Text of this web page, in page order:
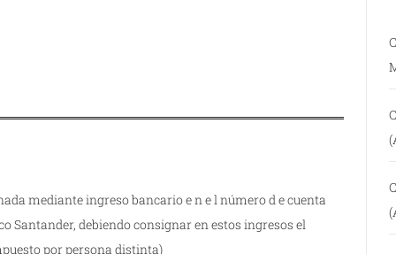
mediante ingreso bancario e n e l número d e cuenta
Santander, debiendo consignar en estos ingresos el
por persona distinta)